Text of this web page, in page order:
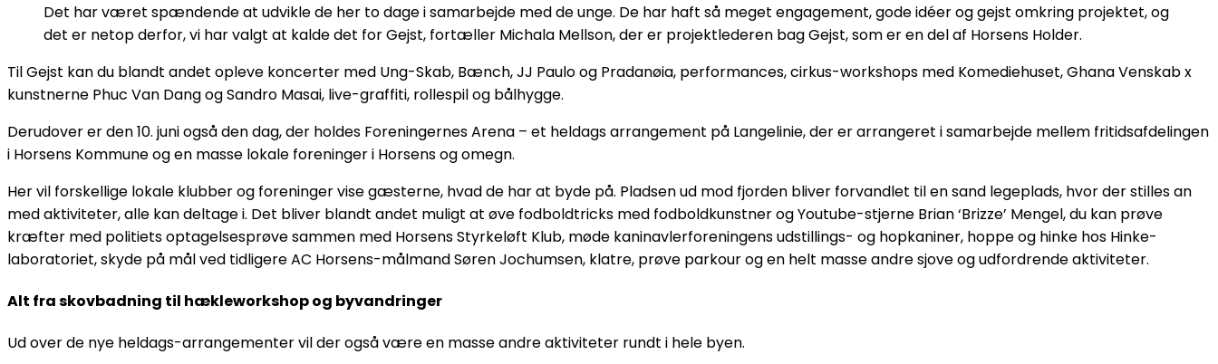
Det har været spændende at udvikle de her to dage i samarbejde med de unge. De har haft så meget engagement, gode idéer og gejst omkring projektet, og
det er netop derfor, vi har valgt at kalde det for Gejst, fortæller Michala Mellson, der er projektlederen bag Gejst, som er en del af Horsens Holder.
Til Gejst kan du blandt andet opleve koncerter med Ung-Skab, Bænch, JJ Paulo og Pradanøia, performances, cirkus-workshops med Komediehuset, Ghana Venskab x
kunstnerne Phuc Van Dang og Sandro Masai, live-graffiti, rollespil og bålhygge.
Derudover er den 10. juni også den dag, der holdes Foreningernes Arena – et heldags arrangement på Langelinie, der er arrangeret i samarbejde mellem fritidsafdelingen
i Horsens Kommune og en masse lokale foreninger i Horsens og omegn.
Her vil forskellige lokale klubber og foreninger vise gæsterne, hvad de har at byde på. Pladsen ud mod fjorden bliver forvandlet til en sand legeplads, hvor der stilles an
med aktiviteter, alle kan deltage i. Det bliver blandt andet muligt at øve fodboldtricks med fodboldkunstner og Youtube-stjerne Brian ‘Brizze’ Mengel, du kan prøve
kræfter med politiets optagelsesprøve sammen med Horsens Styrkeløft Klub, møde kaninavlerforeningens udstillings- og hopkaniner, hoppe og hinke hos Hinke-
laboratoriet, skyde på mål ved tidligere AC Horsens-målmand Søren Jochumsen, klatre, prøve parkour og en helt masse andre sjove og udfordrende aktiviteter.
Alt fra skovbadning til hækleworkshop og byvandringer
Ud over de nye heldags-arrangementer vil der også være en masse andre aktiviteter rundt i hele byen.